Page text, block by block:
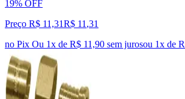
19% OFF
Preço R$ 11,31R$ 11 ,31
no Pix Ou 1x de R$ 11,90 sem jurosou 1x de